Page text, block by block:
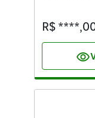
R$
visibility